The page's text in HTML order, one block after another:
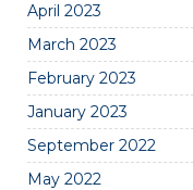
April 2023
March 2023
February 2023
January 2023
September 2022
May 2022